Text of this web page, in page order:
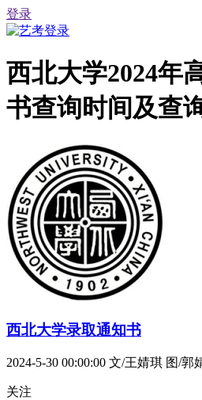
登录
西北大学2024年
书查询时间及查
西北大学录取通知书
2024-5-30 00:00:00 文/王婧琪 图/郭
关注